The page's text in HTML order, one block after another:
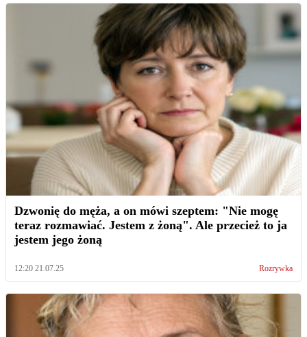
Dzwonię do męża, a on mówi szeptem: "Nie mogę
teraz rozmawiać. Jestem z żoną". Ale przecież to ja
jestem jego żoną
12:20 21.07.25 Rozrywka